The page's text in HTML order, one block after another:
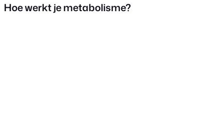
Hoe werkt je metabolisme?